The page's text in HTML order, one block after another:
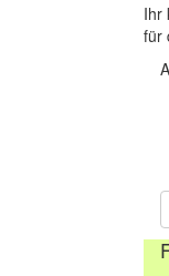
Ihr
für